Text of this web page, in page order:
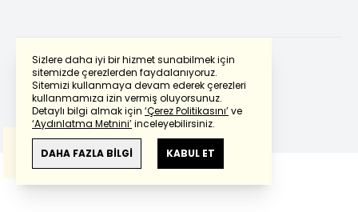
Sizlere daha iyi bir hizmet sunabilmek için
sitemizde çerezlerden faydalanıyoruz.
Sitemizi kullanmaya devam ederek çerezleri
kullanmamıza izin vermiş oluyorsunuz.
Detaylı bilgi almak için ‘Çerez Politikasını’ve
‘Aydınlatma Metnini’inceleyebilirsiniz.
DAHA FAZLA BİLGİ KABUL ET
Powered by Translate
Bu çevirideGoogle Transletekullanılmıştır.
Anlam ve çeviri hatalarından
haberturk.com
sorumlu değildir.